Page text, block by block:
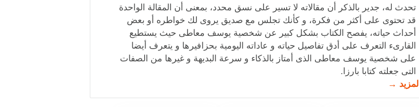
تحدث له، جدير بالذكر أن مقالاته لا تسير على نسق محدد، بمعنى أن المقالة الواحدة
قد تحتوى على أكثر من فكرة، و كأنك تجلس مع صديق يروى لك خواطره أو بعض
أحداث حياته، يفصح الكتاب بشكل كبير عن شخصية يوسف معاطى حيث يستطيع
القارىء التعرف على أدق تفاصيل حياته و عاداته اليومية بحزافيرها و يتعرف أيضا
على شخصية يوسف معاطى الذى أمتاز بالذكاء و سرعة البديهة و غيرها من الصفات
التى جعلته كتابا بارزا.
المزيد →